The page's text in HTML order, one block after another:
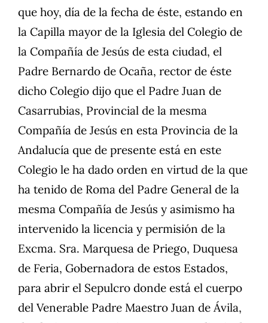
que hoy, día de la fecha de éste, estando en
la Capilla mayor de la Iglesia del Colegio de
la Compañía de Jesús de esta ciudad, el
Padre Bernardo de Ocaña, rector de éste
dicho Colegio dijo que el Padre Juan de
Casarrubias, Provincial de la mesma
Compañía de Jesús en esta Provincia de la
Andalucía que de presente está en este
Colegio le ha dado orden en virtud de la que
ha tenido de Roma del Padre General de la
mesma Compañía de Jesús y asimismo ha
intervenido la licencia y permisión de la
Excma. Sra. Marquesa de Priego, Duquesa
de Feria, Gobernadora de estos Estados,
para abrir el Sepulcro donde está el cuerpo
del Venerable Padre Maestro Juan de Ávila,